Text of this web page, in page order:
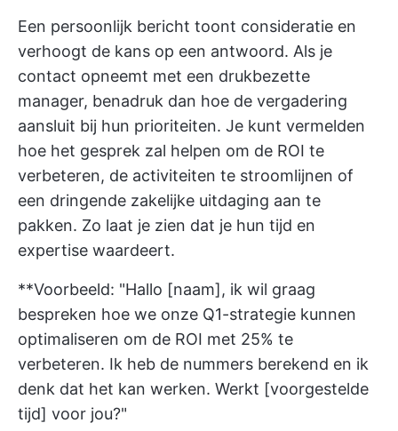
Een persoonlijk bericht toont consideratie en
verhoogt de kans op een antwoord. Als je
contact opneemt met een drukbezette
manager, benadruk dan hoe de vergadering
aansluit bij hun prioriteiten. Je kunt vermelden
hoe het gesprek zal helpen om de ROI te
verbeteren, de activiteiten te stroomlijnen of
een dringende zakelijke uitdaging aan te
pakken. Zo laat je zien dat je hun tijd en
expertise waardeert.
**Voorbeeld: "Hallo [naam], ik wil graag
bespreken hoe we onze Q1-strategie kunnen
optimaliseren om de ROI met 25% te
verbeteren. Ik heb de nummers berekend en ik
denk dat het kan werken. Werkt [voorgestelde
tijd] voor jou?"